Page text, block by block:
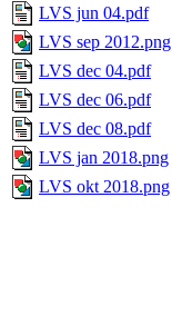
LVS jun 04.pdf
LVS sep 2012.png
LVS dec 04.pdf
LVS dec 06.pdf
LVS dec 08.pdf
LVS jan 2018.png
LVS okt 2018.png